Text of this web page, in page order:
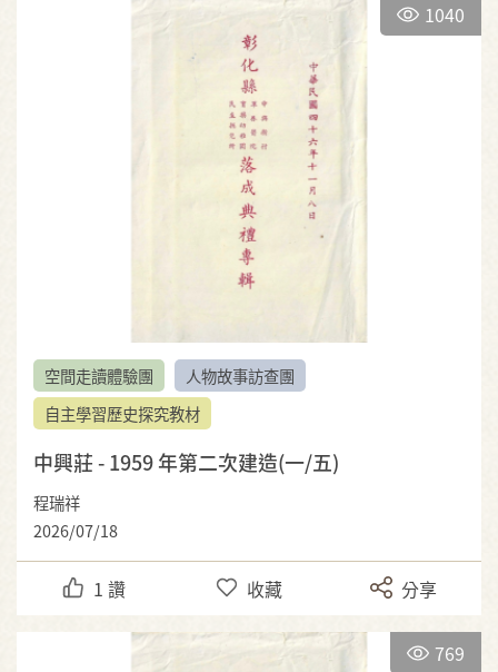
1040
空間走讀體驗團
人物故事訪查團
自主學習歷史探究教材
中興莊 - 1959 年第二次建造(一/五)
程瑞祥
2026/07/18
1 讚 收藏 分享
769